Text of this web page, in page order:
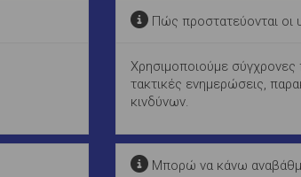
Πώς προστατεύονται οι
Χρησιμοποιούμε σύγχρονες
τακτικές ενημερώσεις,
κινδύνων.
Μπορώ να κάνω